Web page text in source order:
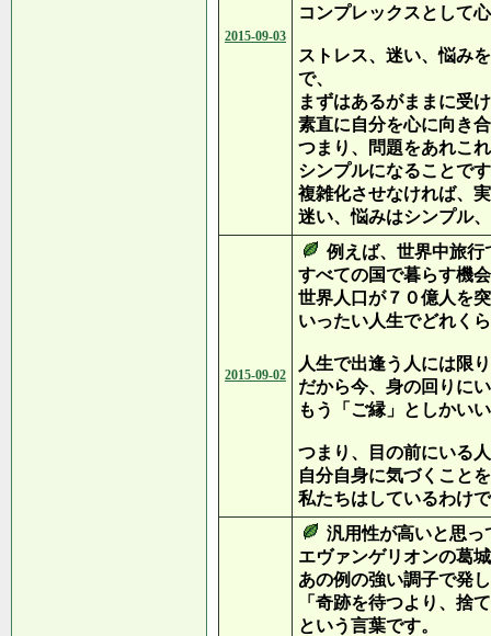
2015-09-03
コンプレックスとして
ストレス、迷い、悩み
で、
まずはあるがままに受
素直に自分を心に向き
つまり、問題をあれこ
シンプルになることで
複雑化させなければ、
迷い、悩みはシンプル
2015-09-02
例えば、世界中旅行
すべての国で暮らす機
世界人口が７０億人を
いったい人生でどれく
人生で出逢う人には限
だから今、身の回りに
もう「ご縁」としかい
つまり、目の前にいる
自分自身に気づくこと
私たちはしているわけ
汎用性が高いと思っ
エヴァンゲリオンの葛
あの例の強い調子で発
「奇跡を待つより、捨
という言葉です。